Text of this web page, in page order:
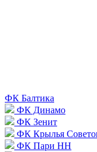
ФК Балтика
ФК Динамо
ФК Зенит
ФК Крылья
ФК Пари НН